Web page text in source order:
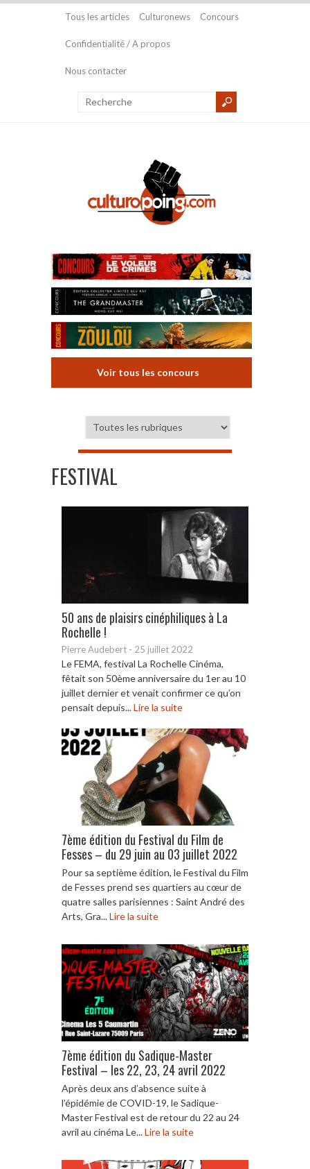
Tous les articles Culturonews Concours
Confidentialité / A propos
Nous contacter
Voir tous les concours
FESTIVAL
50 ans de plaisirs cinéphiliques à La
Rochelle !
Pierre Audebert - 25 juillet 2022
Le FEMA, festival La Rochelle Cinéma,
fêtait son 50ème anniversaire du 1er au 10
juillet dernier et venait confirmer ce qu’on
pensait depuis...Lire la suite
7ème édition du Festival du Film de
Fesses – du 29 juin au 03 juillet 2022
Pour sa septième édition, le Festival du Film
de Fesses prend ses quartiers au cœur de
quatre salles parisiennes : Saint André des
Arts, Gra...Lire la suite
7ème édition du Sadique-Master
Festival – les 22, 23, 24 avril 2022
Après deux ans d’absence suite à
l’épidémie de COVID-19, le Sadique-
Master Festival est de retour du 22 au 24
avril au cinéma Le...Lire la suite